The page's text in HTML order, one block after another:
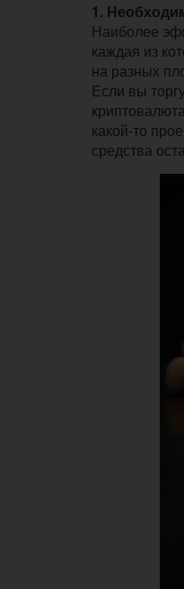
1.
Наиболее
каждая из
на разных
Если вы
какой-то
средства